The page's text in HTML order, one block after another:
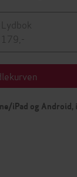
Lydbok
179,-
iPad og